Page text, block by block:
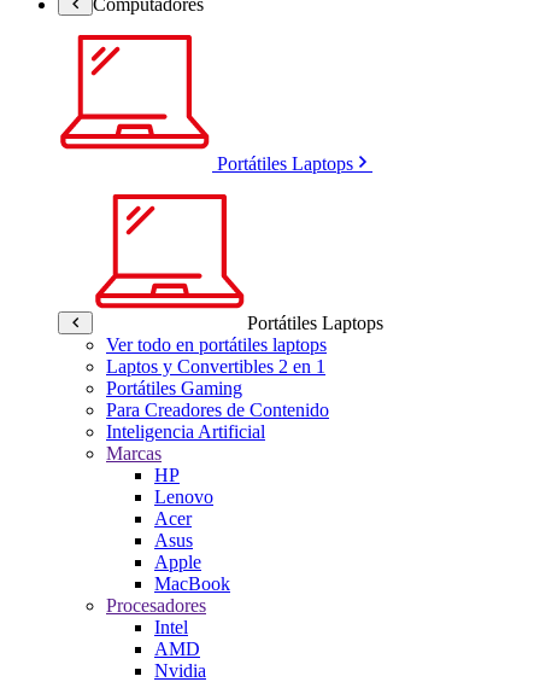
Portátiles Laptops
Portátiles Laptops
Ver todo en portátiles laptops
Laptos y Convertibles 2 en 1
Portátiles Gaming
Para Creadores de Contenido
Inteligencia Artificial
Marcas
HP
Lenovo
Acer
Asus
Apple
MacBook
Procesadores
Intel
AMD
Nvidia